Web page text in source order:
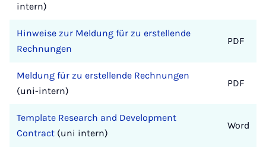
intern)
Hinweise zur Meldung für zu erstellende
Rechnungen
PDF
Meldung für zu erstellende Rechnungen
(uni-intern)
PDF
Template Research and Development
Contract (uni intern)
Word